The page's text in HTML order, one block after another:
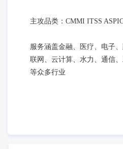
主攻品类：CMMI ITSS
服务涵盖金融、医疗、电子
联网、云计算、水力、通信
等众多行业